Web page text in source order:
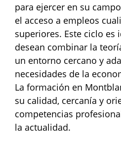
para ejercer en su
el acceso a empleos
superiores. Este ciclo es
desean combinar la
un entorno cercano y
necesidades de la
La formación en
su calidad, cercanía y
competencias
la actualidad.